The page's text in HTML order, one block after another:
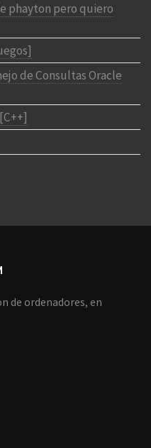
phayton pero quiero
de Consultas Oracle
de ordenadores, en